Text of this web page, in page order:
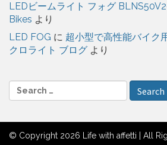
LEDビームライト フォグ
Bikes より
LED FOG に 超小型で高性能バイク
クロライト ブログ より
e
r
c
© Copyright 2026 Life with affetti | All